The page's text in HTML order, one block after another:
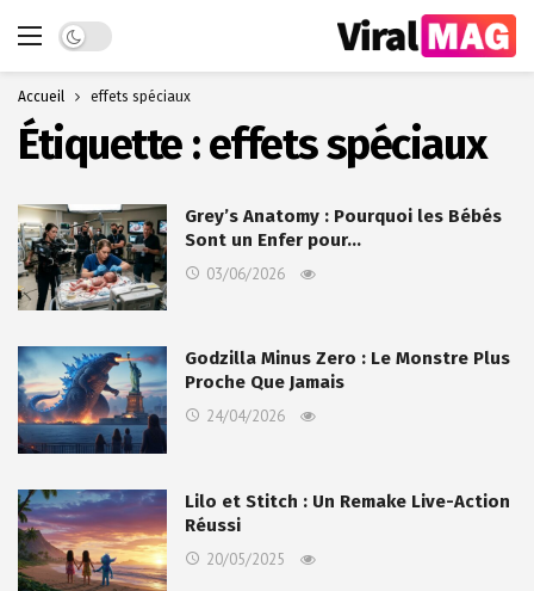
Dark mode
Accueil effets spéciaux
Étiquette :effets spéciaux
Grey’s Anatomy : Pourquoi les Bébés
Sont un Enfer pour…
03/06/2026
Godzilla Minus Zero : Le Monstre Plus
Proche Que Jamais
24/04/2026
Lilo et Stitch : Un Remake Live-Action
Réussi
20/05/2025